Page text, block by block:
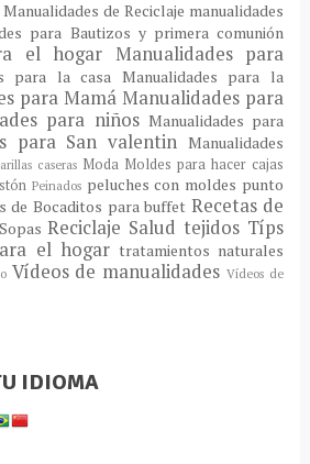
Manualidades de Reciclaje manualidades
para Bautizos y primera comunión
el hogar Manualidades para
para la casa Manualidades para la
para MamáManualidades para
para niños Manualidades para
para San valentinManualidades
caseras Moda Moldes para hacer cajas
Peinados peluches con moldes punto
de Bocaditos para buffet Recetas de
Reciclaje Saludtejidos Típs
el hogar tratamientos naturales
Vídeos de manualidadesVídeos de
IDIOMA